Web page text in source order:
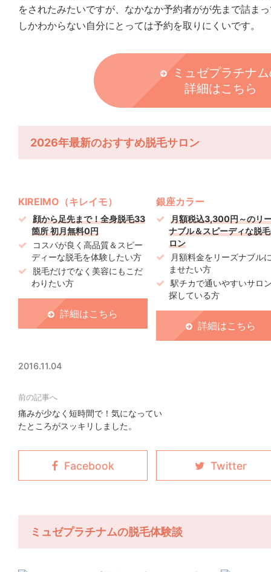
をされたみたいですが、なかなか予約者がが先まで詰ま
しかわからない自分にとっては予約を取りにくいです。
ミュゼプラチナ
詳細はこちら
2026年最新のおすすめ脱毛サロン
KIREIMO（キレイモ）
顔から足先まで！全身脱毛33
箇所 初月無料0円
コスパが良く高品質＆スピー
ディーな脱毛を体験したい方
脱毛だけでなく美容にもこだ
わりたい方
詳細はこちら
銀座カラー
月額税込3,300円～のリ
ナブル＆スピーディな脱
ロン
月額料金をリーズナブル
ませたい方
駅チカで通いやすいサロ
探している方
詳細はこちら
2016.11.04
痛みが少なく短時間で！気になってい
たところがスッキリしました。
ミュゼプラチナムの脱毛体験談